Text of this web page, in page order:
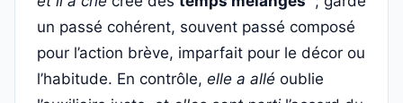
un passé cohérent, souvent passé composé
pour l’action brève, imparfait pour le décor ou
l’habitude. En contrôle, elle a allé oublie